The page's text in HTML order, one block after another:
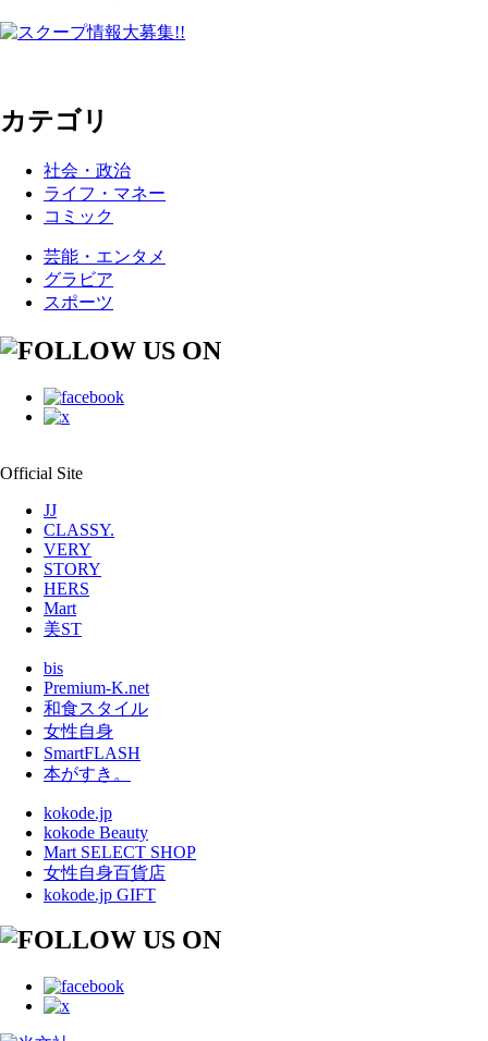
カテゴリ
社会・政治
ライフ・マネー
コミック
芸能・エンタメ
グラビア
スポーツ
Official Site
JJ
CLASSY.
VERY
STORY
HERS
Mart
美ST
bis
Premium-K.net
和食スタイル
女性自身
SmartFLASH
本がすき。
kokode.jp
kokode Beauty
Mart SELECT SHOP
女性自身百貨店
kokode.jp GIFT